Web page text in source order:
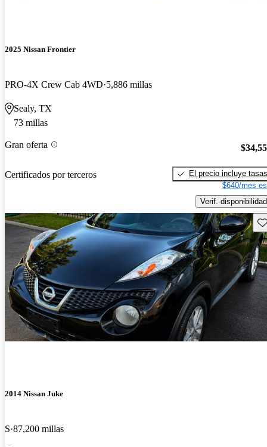
2025 Nissan Frontier
PRO-4X Crew Cab 4WD 5,886 millas
Sealy, TX
73 millas
Gran oferta
Certificados por terceros
El precio incluye tasas
$640/mes
Verif. disponibilidad
2014 Nissan Juke
S 87,200 millas